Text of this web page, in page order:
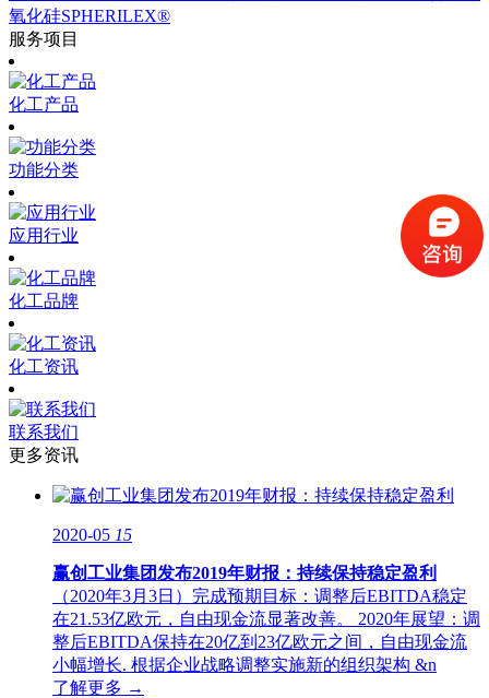
氧化硅SPHERILEX®
服务项目
化工产品
功能分类
应用行业
化工品牌
化工资讯
联系我们
更多资讯
2020-05 15
赢创工业集团发布2019年财报：持续保持稳定盈利
（2020年3月3日）完成预期目标：调整后EBITDA稳定
在21.53亿欧元，自由现金流显著改善。 2020年展望：调
整后EBITDA保持在20亿到23亿欧元之间，自由现金流
小幅增长. 根据企业战略调整实施新的组织架构 &n
了解更多 →